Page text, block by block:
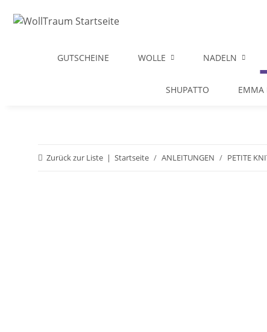
GUTSCHEINE WOLLE NADELN
SHUPATTO EMMA
Zurück zur Liste Startseite ANLEITUNGEN PETITE